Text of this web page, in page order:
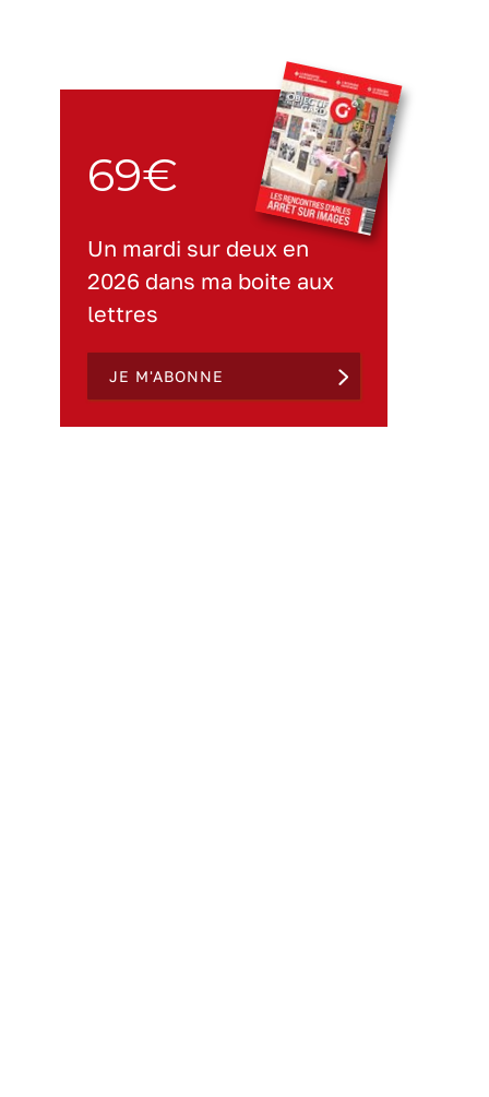
69€
Un mardi sur deux en
2026 dans ma boite aux
lettres
JE M'ABONNE